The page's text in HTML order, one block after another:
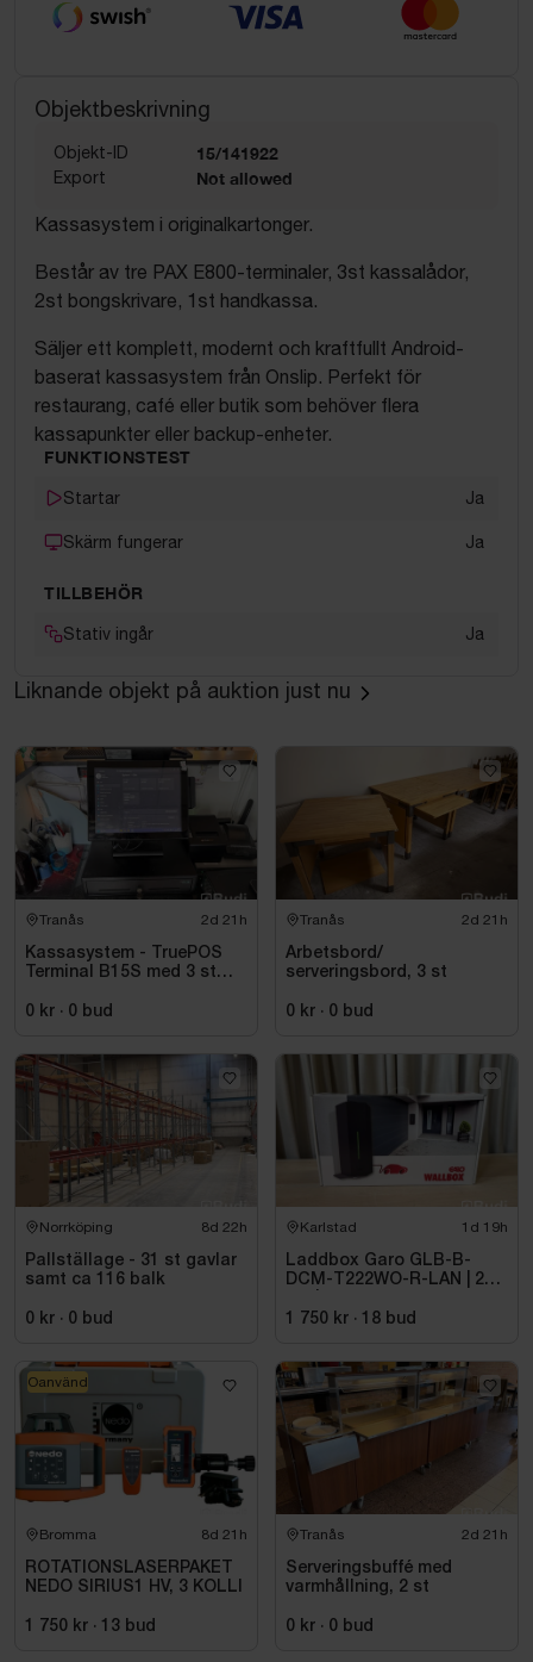
Objektbeskrivning
Objekt-ID 15/141922
Export Not allowed
Kassasystem i originalkartonger.
Består av tre PAX E800-terminaler, 3st kassalådor,
2st bongskrivare, 1st handkassa.
Säljer ett komplett, modernt och kraftfullt Android-
baserat kassasystem från Onslip. Perfekt för
restaurang, café eller butik som behöver flera
kassapunkter eller backup-enheter.
FUNKTIONSTEST
Startar Ja
Skärm fungerar Ja
TILLBEHÖR
Stativ ingår Ja
Liknande objekt på auktion just nu
Tranås 2d 21h
Kassasystem - TruePOS
Terminal B15S med 3 st
kvittoskrivare
0 kr · 0 bud
Tranås 2d 21h
Arbetsbord/
serveringsbord, 3 st
0 kr · 0 bud
Norrköping 8d 22h
Pallställage - 31 st gavlar
samt ca 116 balk
0 kr · 0 bud
Karlstad 1d 19h
Laddbox Garo GLB-B-
DCM-T222WO-R-LAN | 22
1 750 kr · 18 bud
Bromma 8d 21h
ROTATIONSLASERPAKET
NEDO SIRIUS1 HV, 3 KOLLI
1 750 kr · 13 bud
Oanvänd
Tranås 2d 21h
Serveringsbuffé med
varmhållning, 2 st
0 kr · 0 bud